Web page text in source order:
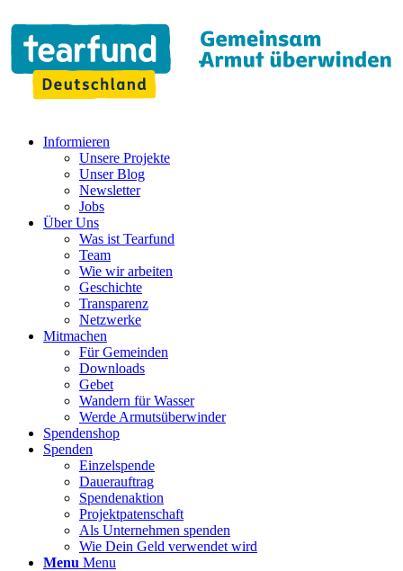
Informieren
Unsere Projekte
Unser Blog
Newsletter
Jobs
Über Uns
Was ist Tearfund
Team
Wie wir arbeiten
Geschichte
Transparenz
Netzwerke
Mitmachen
Für Gemeinden
Downloads
Gebet
Wandern für Wasser
Werde Armutsüberwinder
Spendenshop
Spenden
Einzelspende
Dauerauftrag
Spendenaktion
Projektpatenschaft
Als Unternehmen spenden
Wie Dein Geld verwendet wird
Menu Menu